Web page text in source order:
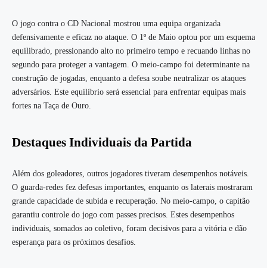
O jogo contra o CD Nacional mostrou uma equipa organizada
defensivamente e eficaz no ataque. O 1º de Maio optou por um esquema
equilibrado, pressionando alto no primeiro tempo e recuando linhas no
segundo para proteger a vantagem. O meio-campo foi determinante na
construção de jogadas, enquanto a defesa soube neutralizar os ataques
adversários. Este equilíbrio será essencial para enfrentar equipas mais
fortes na Taça de Ouro.
Destaques Individuais da Partida
Além dos goleadores, outros jogadores tiveram desempenhos notáveis.
O guarda-redes fez defesas importantes, enquanto os laterais mostraram
grande capacidade de subida e recuperação. No meio-campo, o capitão
garantiu controle do jogo com passes precisos. Estes desempenhos
individuais, somados ao coletivo, foram decisivos para a vitória e dão
esperança para os próximos desafios.